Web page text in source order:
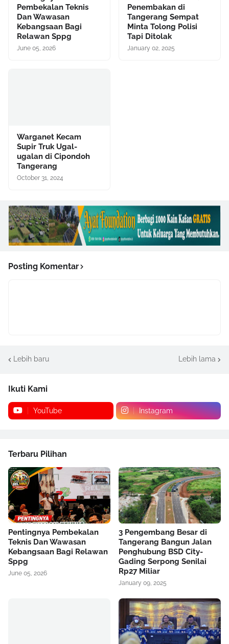
Pembekalan Teknis
Dan Wawasan
Kebangsaan Bagi
Relawan Sppg
June 05, 2026
Penembakan di
Tangerang Sempat
Minta Tolong Polisi
Tapi Ditolak
January 02, 2025
Warganet Kecam
Supir Truk Ugal-
ugalan di Cipondoh
Tangerang
October 31, 2024
Posting Komentar
Lebih baru Lebih lama
Ikuti Kami
YouTube Instagram
Terbaru Pilihan
Pentingnya Pembekalan
Teknis Dan Wawasan
Kebangsaan Bagi Relawan
Sppg
June 05, 2026
3 Pengembang Besar di
Tangerang Bangun Jalan
Penghubung BSD City-
Gading Serpong Senilai
Rp27 Miliar
January 09, 2025